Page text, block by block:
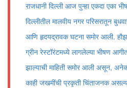
राजधानी दिल्ली आज पुन्हा एकदा एका
दिल्लीतील मालवीय नगर परिसरातून
आणि हृदयद्रावक घटना समोर आली.
ग्रीन रेस्टॉरंटमध्ये लागलेल्या भीषण
झाल्याची माहिती समोर आली असून,
काही जखमींची प्रकृती चिंताजनक